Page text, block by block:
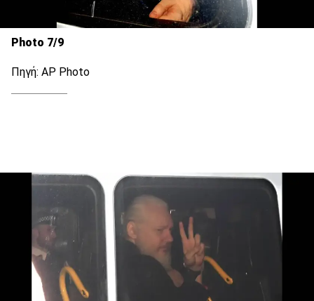
Photo 7/9
Πηγή: AP Photo